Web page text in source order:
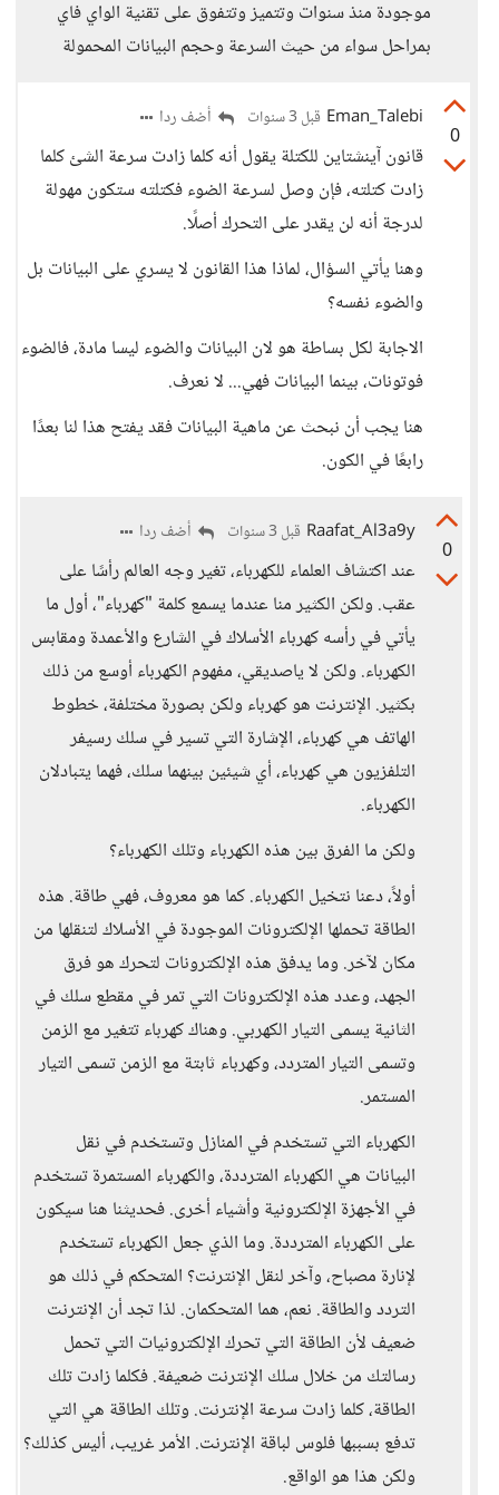
موجودة منذ سنوات وتتميز وتتفوق على تقنية الواي فاي
بمراحل سواء من حيث السرعة وحجم البيانات المحمولة
0
Eman_Talebi قبل 3 سنوات أضف ردا
قانون آينشتاين للكتلة يقول أنه كلما زادت سرعة الشئ كلما
زادت كتلته، فإن وصل لسرعة الضوء فكتلته ستكون مهولة
لدرجة أنه لن يقدر على التحرك أصلًا.
وهنا يأتي السؤال، لماذا هذا القانون لا يسري على البيانات بل
والضوء نفسه؟
الاجابة لكل بساطة هو لان البيانات والضوء ليسا مادة، فالضوء
فوتونات، بينما البيانات فهي... لا نعرف.
هنا يجب أن نبحث عن ماهية البيانات فقد يفتح هذا لنا بعدًا
رابعًا في الكون.
0
Raafat_Al3a9y قبل 3 سنوات أضف ردا
عند اكتشاف العلماء للكهرباء، تغير وجه العالم رأسًا على
عقب. ولكن الكثير منا عندما يسمع كلمة "كهرباء"، أول ما
يأتي في رأسه كهرباء الأسلاك في الشارع والأعمدة ومقابس
الكهرباء. ولكن لا ياصديقي، مفهوم الكهرباء أوسع من ذلك
بكثير. الإنترنت هو كهرباء ولكن بصورة مختلفة، خطوط
الهاتف هي كهرباء، الإشارة التي تسير في سلك رسيفر
التلفزيون هي كهرباء، أي شيئين بينهما سلك، فهما يتبادلان
الكهرباء.
ولكن ما الفرق بين هذه الكهرباء وتلك الكهرباء؟
أولاً، دعنا نتخيل الكهرباء. كما هو معروف، فهي طاقة. هذه
الطاقة تحملها الإلكترونات الموجودة في الأسلاك لتنقلها من
مكان لآخر. وما يدفق هذه الإلكترونات لتحرك هو فرق
الجهد، وعدد هذه الإلكترونات التي تمر في مقطع سلك في
الثانية يسمى التيار الكهربي. وهناك كهرباء تتغير مع الزمن
وتسمى التيار المتردد، وكهرباء ثابتة مع الزمن تسمى التيار
المستمر.
الكهرباء التي تستخدم في المنازل وتستخدم في نقل
البيانات هي الكهرباء المترددة، والكهرباء المستمرة تستخدم
في الأجهزة الإلكترونية وأشياء أخرى. فحديثنا هنا سيكون
على الكهرباء المترددة. وما الذي جعل الكهرباء تستخدم
لإنارة مصباح، وآخر لنقل الإنترنت؟ المتحكم في ذلك هو
التردد والطاقة. نعم، هما المتحكمان. لذا تجد أن الإنترنت
ضعيف لأن الطاقة التي تحرك الإلكترونيات التي تحمل
رسالتك من خلال سلك الإنترنت ضعيفة. فكلما زادت تلك
الطاقة، كلما زادت سرعة الإنترنت. وتلك الطاقة هي التي
تدفع بسببها فلوس لباقة الإنترنت. الأمر غريب، أليس كذلك؟
ولكن هذا هو الواقع.